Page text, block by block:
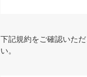
下記規約をご確認いた
い。